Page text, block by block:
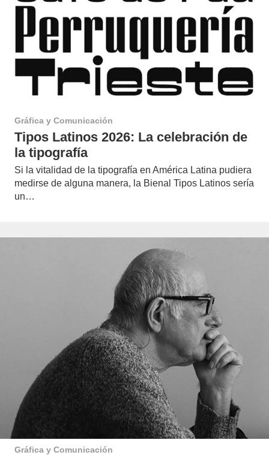
Gráfica y Comunicación
Tipos Latinos 2026: La celebración de
la tipografía
Si la vitalidad de la tipografía en América Latina pudiera
medirse de alguna manera, la Bienal Tipos Latinos sería
un…
Gráfica y Comunicación